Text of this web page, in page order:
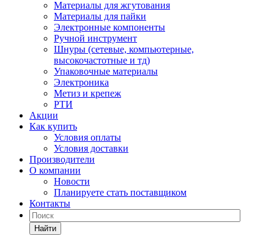
Материалы для жгутования
Материалы для пайки
Электронные компоненты
Ручной инструмент
Шнуры (сетевые, компьютерные,
высокочастотные и тд)
Упаковочные материалы
Электроника
Метиз и крепеж
РТИ
Акции
Как купить
Условия оплаты
Условия доставки
Производители
О компании
Новости
Планируете стать поставщиком
Контакты
Найти